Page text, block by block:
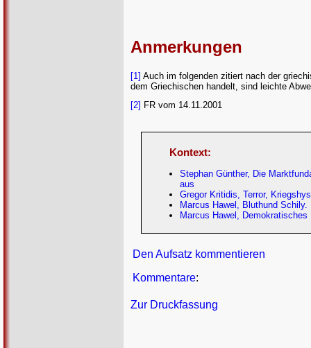
Anmerkungen
[1] Auch im folgenden zitiert nach der
dem Griechischen handelt, sind leichte
[2] FR vom 14.11.2001
Kontext:
Stephan Günther, Die
aus
Gregor Kritidis, Terror,
Marcus Hawel, Bluthund
Marcus Hawel,
Den Aufsatz kommentieren
Kommentare:
Zur Druckfassung